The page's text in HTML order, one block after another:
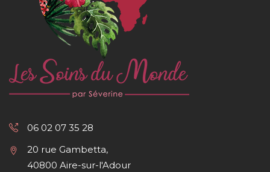
06 02 07 35 28
20 rue Gambetta,
40800 Aire-sur-l'Adour